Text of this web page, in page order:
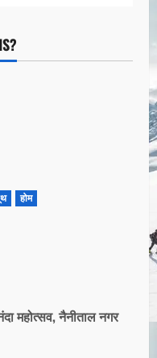
होम
महोत्सव, नैनीताल नगर